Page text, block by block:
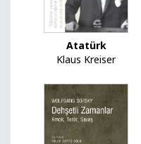
Atatürk
Klaus Kreiser